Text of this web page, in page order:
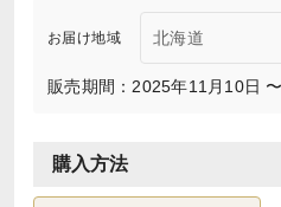
お届け地域
販売期間：2025年11月10日
購入方法